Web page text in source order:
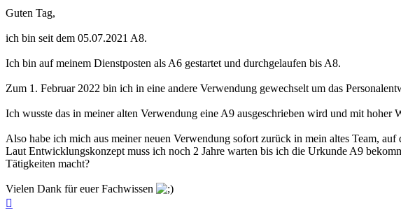
Guten Tag,
ich bin seit dem 05.07.2021 A8.
Ich bin auf meinem Dienstposten als A6 gestartet und durchgelaufen bis A8.
Zum 1. Februar 2022 bin ich in eine andere Verwendung gewechselt um das
Ich wusste das in meiner alten Verwendung eine A9 ausgeschrieben wird und mit hoher
Also habe ich mich aus meiner neuen Verwendung sofort zurück in mein altes Team,
Laut Entwicklungskonzept muss ich noch 2 Jahre warten bis ich die Urkunde A9
Tätigkeiten macht?
Vielen Dank für euer Fachwissen